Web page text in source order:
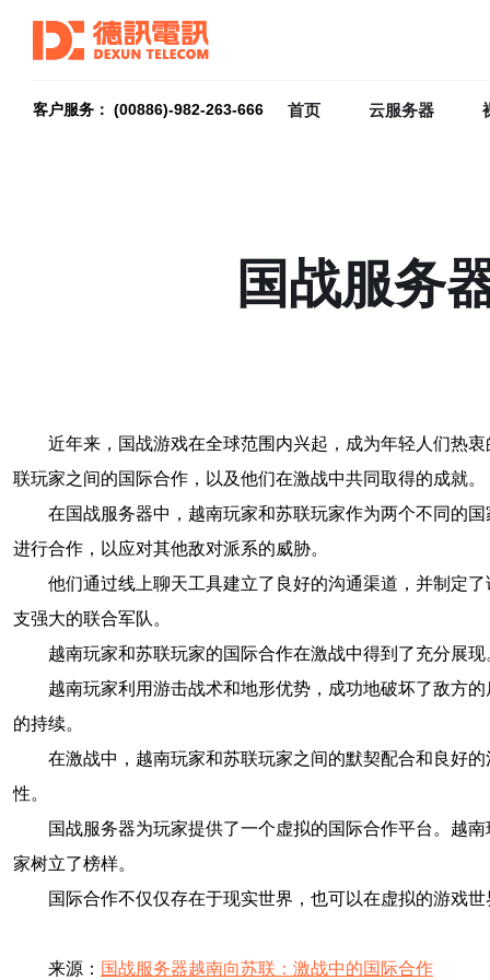
客户服务： (00886)-982-263-666 首页 云服务器
国战服务
近年来，国战游戏在全球范围内兴起，成为年轻人们热
联玩家之间的国际合作，以及他们在激战中共同取得的成就。
在国战服务器中，越南玩家和苏联玩家作为两个不同的
进行合作，以应对其他敌对派系的威胁。
他们通过线上聊天工具建立了良好的沟通渠道，并制定
支强大的联合军队。
越南玩家和苏联玩家的国际合作在激战中得到了充分展
越南玩家利用游击战术和地形优势，成功地破坏了敌方
的持续。
在激战中，越南玩家和苏联玩家之间的默契配合和良好
性。
国战服务器为玩家提供了一个虚拟的国际合作平台。越
家树立了榜样。
国际合作不仅仅存在于现实世界，也可以在虚拟的游戏
来源： 国战服务器越南向苏联：激战中的国际合作